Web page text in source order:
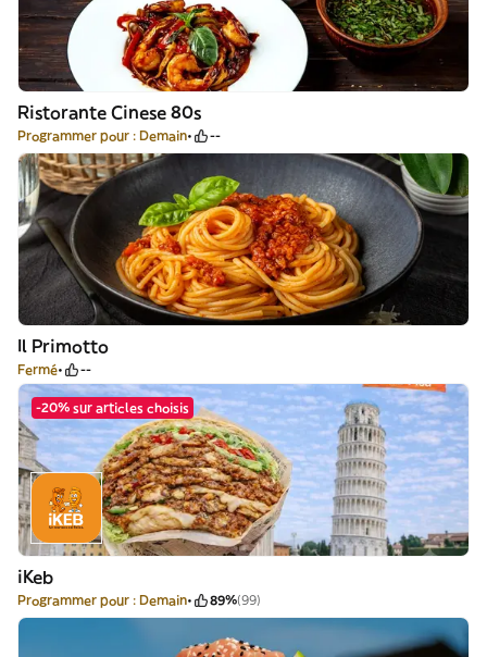
Ristorante Cinese 80s
Programmer pour : Demain --
Il Primotto
Fermé --
-20% sur articles choisis
iKeb
Programmer pour : Demain 89%(99)